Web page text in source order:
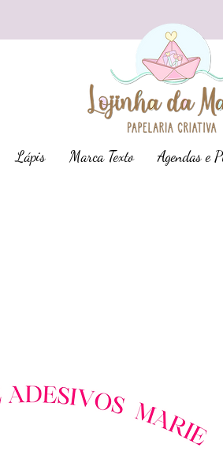
Lápis Marca Texto Agendas e